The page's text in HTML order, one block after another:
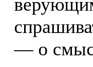
— о